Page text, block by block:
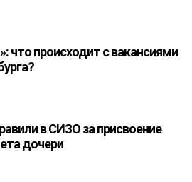
что происходит с вакансиями
в СИЗО за присвоение
дочери